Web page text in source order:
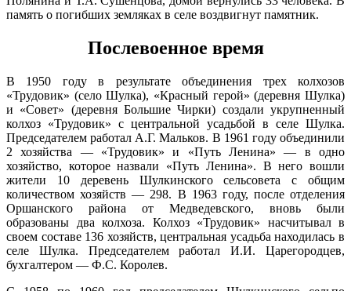
12:06:8501002:212
Шулка, мкр микрорайон, д 2
зу нет
Марий Эл, р-н Оршанский, с
12:06:8501002:216
Марий Эл, р-н Оршанский, с
Шулка, мкр микрорайон, д 2
зу нет
12:06:8501002:71
Марий Эл, р-н Оршанский, с
Шулка, мкр микрорайон, д 2
зу нет
12:06:8501002:74
Марий Эл, р-н Оршанский, с
Шулка, мкр микрорайон, д 2
зу нет
12:06:8501002:80
Марий Эл, р-н Оршанский, с
Шулка, мкр микрорайон, д 2
зу нет
12:06:8501002:87
Марий Эл, р-н Оршанский, с
Шулка, мкр микрорайон, д 2
нет
12:06:8501002:95
Марий Эл, р-н Оршанский, с
Шулка, мкр микрорайон, д 2
зу нет
12:06:8501002:100
Марий Эл, р-н Оршанский, с
Шулка, мкр микрорайон, д 3
15.02
5
238°
15.02
12:00
-5.2°
758
89%
6.5
230°
15.02
15:00
память о погибших земляках в селе воздвигнут памятник.
Послевоенное время
В 1950 году в результате объединения трех колхозов
«Трудовик» (село Шулка), «Красный герой» (деревня Шулка)
и «Совет» (деревня Большие Чирки) создали укрупненный
колхоз «Трудовик» с центральной усадьбой в селе Шулка.
Председателем работал А.Г. Мальков. В 1961 году объединили
2 хозяйства — «Трудовик» и «Путь Ленина» — в одно
хозяйство, которое назвали «Путь Ленина». В него вошли
жители 10 деревень Шулкинского сельсовета с общим
количеством хозяйств — 298. В 1963 году, после отделения
Оршанского района от Медведевского, вновь были
образованы два колхоза. Колхоз «Трудовик» насчитывал в
своем составе 136 хозяйств, центральная усадьба находилась в
селе Шулка. Председателем работал И.И. Царегородцев,
бухгалтером — Ф.С. Королев.